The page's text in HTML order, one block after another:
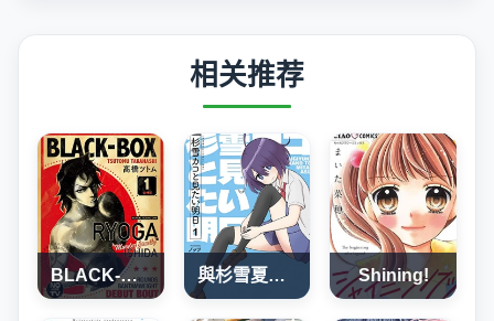
相关推荐
BLACK-BOX 與杉雪夏子的明天 Shining!